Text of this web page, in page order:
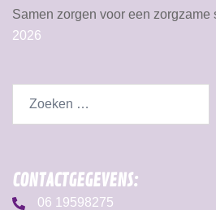
Samen zorgen voor een zorgzame
2026
CONTACTGEGEVENS:
06 19598275